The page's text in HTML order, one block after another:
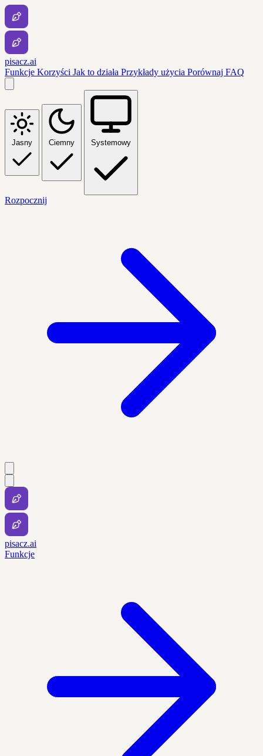
pisacz.ai
Funkcje Korzyści Jak to działa Przykłady użycia Porównaj FAQ
Jasny Ciemny Systemowy
Rozpocznij
pisacz.ai
Funkcje